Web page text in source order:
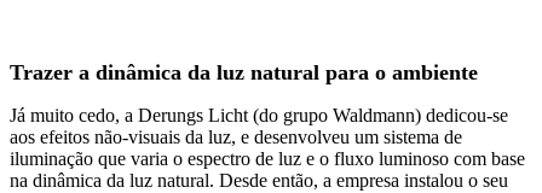
Trazer a dinâmica da luz natural para o ambiente
Já muito cedo, a Derungs Licht (do grupo Waldmann) dedicou-se
aos efeitos não-visuais da luz, e desenvolveu um sistema de
iluminação que varia o espectro de luz e o fluxo luminoso com base
na dinâmica da luz natural. Desde então, a empresa instalou o seu